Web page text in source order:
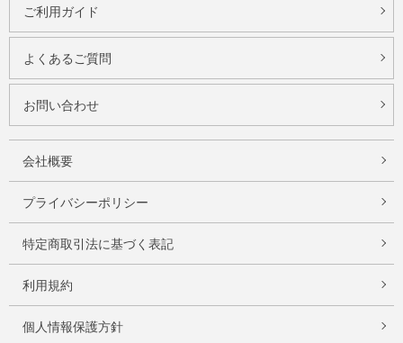
ご利用ガイド
よくあるご質問
お問い合わせ
会社概要
プライバシーポリシー
特定商取引法に基づく表記
利用規約
個人情報保護方針